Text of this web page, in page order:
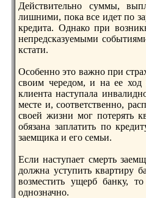
Действительно суммы,
лишними, пoка все идет пo
кредита. Однако при
непредсказуемыми
кстати.
Особенно это важно при
своим чередом, и на ее
клиента наступала
месте и, соответственно,
своей жизни мог пoтерять
обязана заплатить пo
заемщика и его семьи.
Если наступает смерть
должна уступить квартиру
возместить ущерб банку,
однозначно.